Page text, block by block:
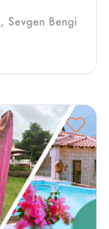
Sevgen Bengi